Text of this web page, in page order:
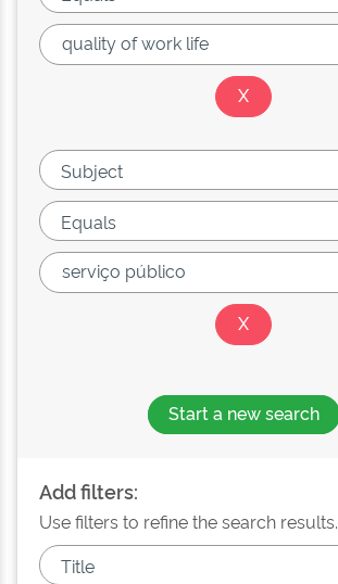
Start a new search
Add filters:
Use filters to refine the search results.